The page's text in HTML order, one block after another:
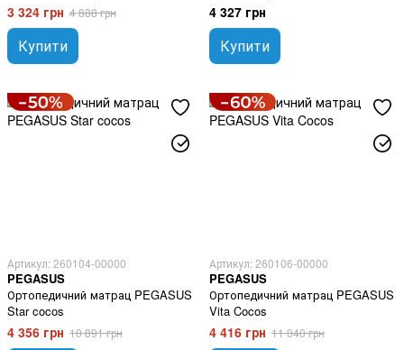
3 324 грн 4 888 грн
Купити
4 327 грн
Купити
Артикул: 260104-00000
PEGASUS
Ортопедичний матрац PEGASUS
Star cocos
4 356 грн 10 891 грн
Артикул: 260106-00000
PEGASUS
Ортопедичний матрац PEGASUS
Vita Cocos
4 416 грн 11 040 грн